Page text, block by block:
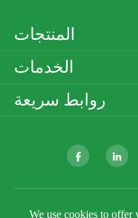
المنتجات
الخدمات
روابط سريعة
 
حقوق الطبع ©Golden
We use cookies to offer